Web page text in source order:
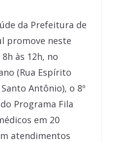
da Prefeitura de
promove neste
às 12h, no
(Rua Espírito
Antônio), o 8º
Programa Fila
em 20
atendimentos